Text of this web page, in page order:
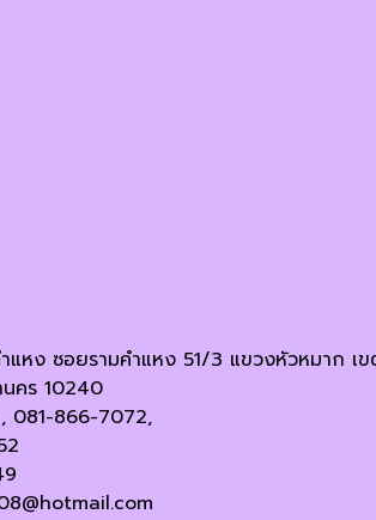
แหง ซอยรามคำแหง 51/3 แขวงหัวหมาก เ
คร 10240
081-866-7072,